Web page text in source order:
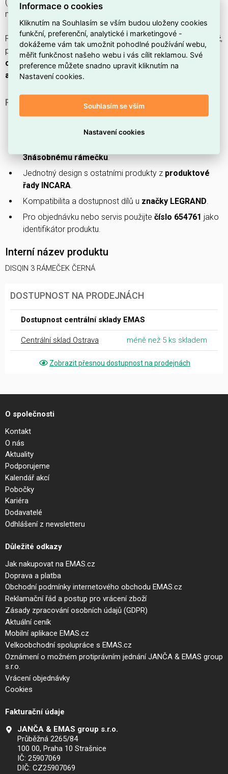
(EAN3414971973862 ) z řady
má
Rozměry80 × 200 × 10 mm, určen propovrchovou montáž,
provozní teplota
-5 až +35 °C ; rámec jebez přepěťové
ochrany,není prodloužitelný ,bez USB napájení
antibakteriálního ošetření
PROČ SI VYBRAT TENTO RÁMEČEK?
Elegantní vzhled včerné barvěse snadno kombinuje s
různými styly interiéru.
3násobnému rámečku.
Jednotný design s ostatními produkty z produktové
řady INCARA.
Kompatibilita a dostupnost dílů u značky LEGRAND.
Pro objednávku nebo servis použijte číslo 654761 jako
identifikátor produktu.
Interní název produktu
DISQIN 3 RÁMEČEK ČERNÁ
DOSTUPNOST NA PRODEJNÁCH
Dostupnost centrální sklady EMAS
Centrální sklad Ostrava méně než 5 ks skladem
Zobrazit přesnou dostupnost na prodejnách
O společnosti
Kontakt
O nás
Aktuality
Podporujeme
Kalendář akcí
Pobočky
Kariéra
Dodavatelé
Odhlášení z newsletteru
Důležité odkazy
Jak nakupovat na EMAS.cz
Doprava a platba
Obchodní podmínky internetového obchodu EMAS.cz
Reklamační řád a postup pro vrácení zboží
Zásady zpracování osobních údajů (GDPR)
Aktuální ceník
Mobilní aplikace EMAS.cz
Velkoobchodní spolupráce s EMAS.cz
Oznámení o možném protiprávním jednání JANČA & EMAS group
s.r.o.
Vrácení objednávky
Cookies
Fakturační údaje
JANČA & EMAS group s.r.o.
Průběžná 2265/84
100 00, Praha 10 Strašnice
IČ: 25907069
DIČ: CZ25907069
Informace o cookies
Kliknutím na Souhlasím se vším budou uloženy cookies
funkční, preferenční, analytické i marketingové -
dokážeme vám tak umožnit pohodlné používání webu,
měřit funkčnost našeho webu i vás cílit reklamou. Své
preference můžete snadno upravit kliknutím na
Nastavení cookies.
Souhlasím se vším
Nastavení cookies